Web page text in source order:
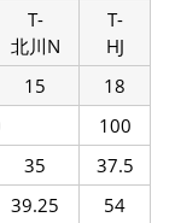
T-
北川N
T-
HJ
15
18
100
35
37.5
39.25
54